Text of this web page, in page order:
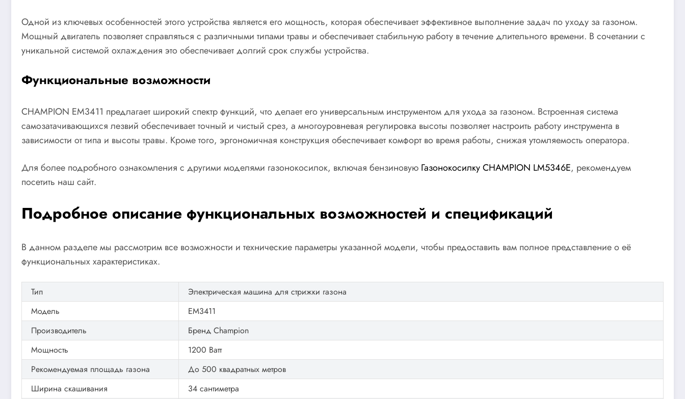
Одной из ключевых особенностей этого устройства является его мощность, которая обеспечивает эффективное выполнение задач по уходу за газоном.
Мощный двигатель позволяет справляться с различными типами травы и обеспечивает стабильную работу в течение длительного времени. В сочетании с
уникальной системой охлаждения это обеспечивает долгий срок службы устройства.
Функциональные возможности
CHAMPION EM3411 предлагает широкий спектр функций, что делает его универсальным инструментом для ухода за газоном. Встроенная система
самозатачивающихся лезвий обеспечивает точный и чистый срез, а многоуровневая регулировка высоты позволяет настроить работу инструмента в
зависимости от типа и высоты травы. Кроме того, эргономичная конструкция обеспечивает комфорт во время работы, снижая утомляемость оператора.
Для более подробного ознакомления с другими моделями газонокосилок, включая бензиновую Газонокосилку CHAMPION LM5346E, рекомендуем
посетить наш сайт.
Подробное описание функциональных возможностей и спецификаций
В данном разделе мы рассмотрим все возможности и технические параметры указанной модели, чтобы предоставить вам полное представление о её
функциональных характеристиках.
Тип
Электрическая машина для стрижки газона
Модель
EM3411
Производитель
Бренд Champion
Мощность
1200 Ватт
Рекомендуемая площадь газона
До 500 квадратных метров
Ширина скашивания
34 сантиметра